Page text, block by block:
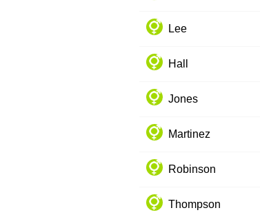
Lee
Hall
Jones
Martinez
Robinson
Thompson